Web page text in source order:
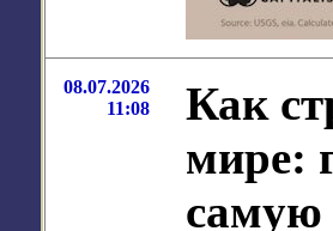
08.07.2026
11:08
Как
мире:
самую